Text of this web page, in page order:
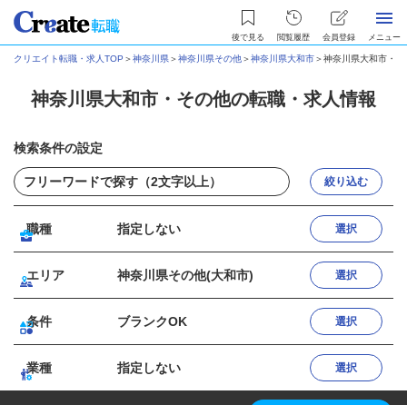
後で見る 閲覧履歴 会員登録 メニュー
クリエイト転職・求人TOP ＞神奈川県＞神奈川県その他＞神奈川県大和市＞神奈川県大和市・
神奈川県大和市・その他の転職・求人情報
検索条件の設定
絞り込む
職種 指定しない 選択
エリア 神奈川県その他(大和市) 選択
条件 ブランクOK 選択
業種 指定しない 選択